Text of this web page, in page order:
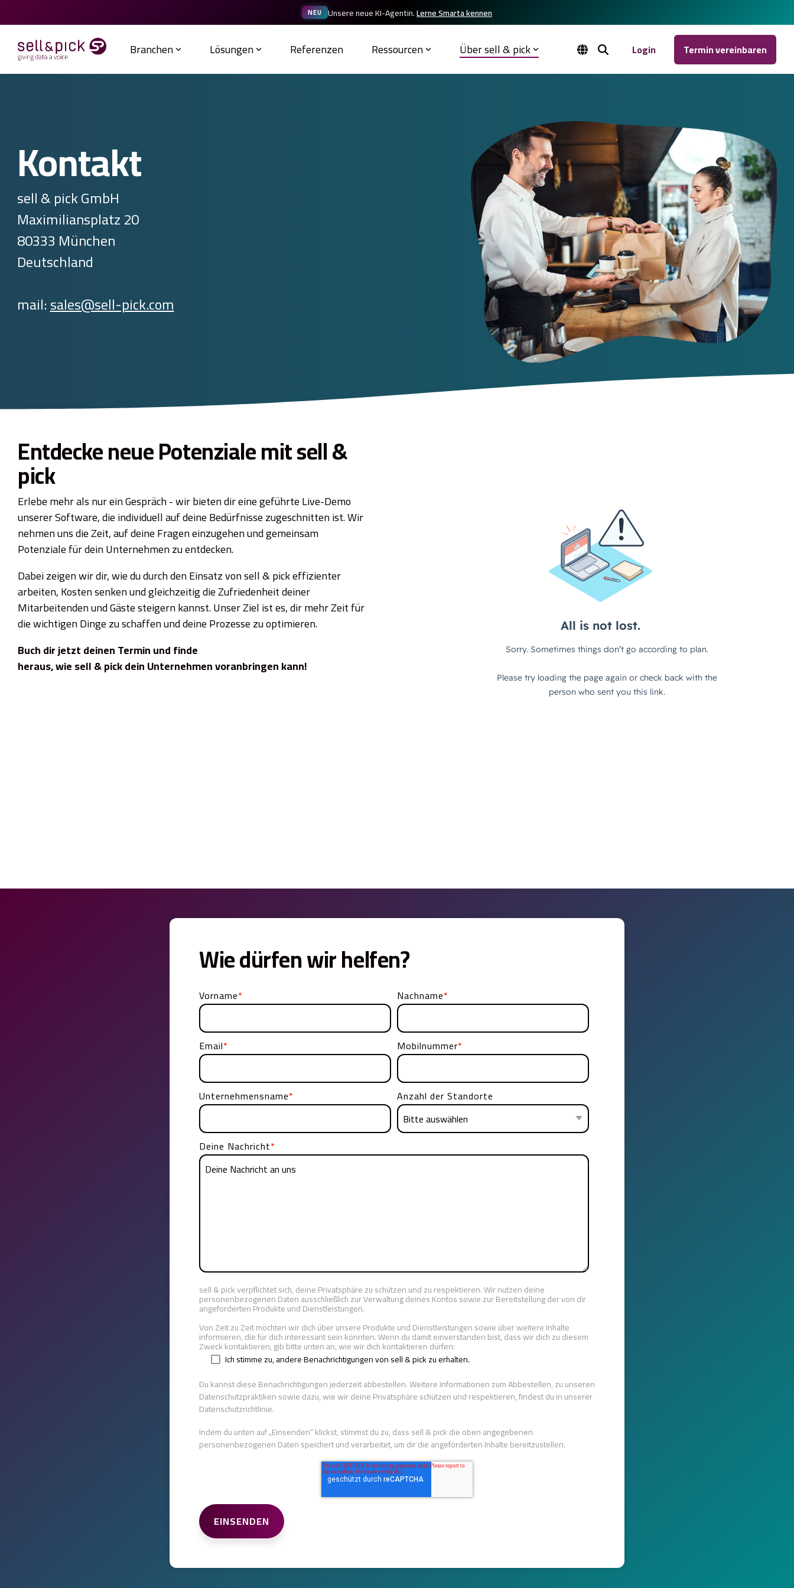
Inhalt
springen
NEU Unsere neue KI-Agentin.Lerne Smarta kennen
Branchen Lösungen Referenzen Ressourcen Über sell & pick Login Termin vereinbaren
Kontakt
sell & pick GmbH
Maximiliansplatz 20
80333 München
Deutschland
mail:sales@sell-pick.com
Entdecke neue Potenziale mit sell &
pick
Erlebe mehr als nur ein Gespräch - wir bieten dir eine geführte Live-Demo
unserer Software, die individuell auf deine Bedürfnisse zugeschnitten ist. Wir
nehmen uns die Zeit, auf deine Fragen einzugehen und gemeinsam
Potenziale für dein Unternehmen zu entdecken.
Dabei zeigen wir dir, wie du durch den Einsatz von sell & pick effizienter
arbeiten, Kosten senken und gleichzeitig die Zufriedenheit deiner
Mitarbeitenden und Gäste steigern kannst. Unser Ziel ist es, dir mehr Zeit für
die wichtigen Dinge zu schaffen und deine Prozesse zu optimieren.
BuchdirjetztdeinenTerminundfinde
heraus,wiesell&pickdeinUnternehmenvoranbringenkann!
Wie dürfen wir helfen?
Vorname* Nachname*
Email* Mobilnummer*
Unternehmensname* Anzahl der Standorte
Deine Nachricht*
sell & pick verpflichtet sich, deine Privatsphäre zu schützen und zu respektieren. Wir nutzen deine
personenbezogenen Daten ausschließlich zur Verwaltung deines Kontos sowie zur Bereitstellung der von dir
angeforderten Produkte und Dienstleistungen.
Von Zeit zu Zeit möchten wir dich über unsere Produkte und Dienstleistungen sowie über weitere Inhalte
informieren, die für dich interessant sein könnten. Wenn du damit einverstanden bist, dass wir dich zu diesem
Zweck kontaktieren, gib bitte unten an, wie wir dich kontaktieren dürfen:
Ich stimme zu, andere Benachrichtigungen von sell & pick zu erhalten.
Du kannst diese Benachrichtigungen jederzeit abbestellen. Weitere Informationen zum Abbestellen, zu unseren
Datenschutzpraktiken sowie dazu, wie wir deine Privatsphäre schützen und respektieren, findest du in unserer
Datenschutzrichtlinie.
Indem du unten auf „Einsenden“ klickst, stimmst du zu, dass sell & pick die oben angegebenen
personenbezogenen Daten speichert und verarbeitet, um dir die angeforderten Inhalte bereitzustellen.